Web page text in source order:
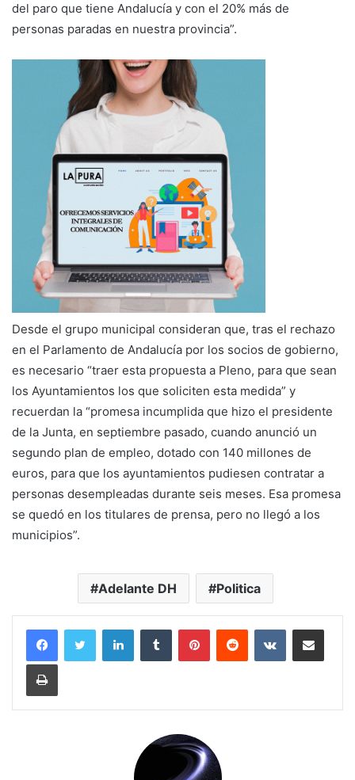
del paro que tiene Andalucía y con el 20% más de
personas paradas en nuestra provincia”.
Desde el grupo municipal consideran que, tras el rechazo
en el Parlamento de Andalucía por los socios de gobierno,
es necesario “traer esta propuesta a Pleno, para que sean
los Ayuntamientos los que soliciten esta medida” y
recuerdan la “promesa incumplida que hizo el presidente
de la Junta, en septiembre pasado, cuando anunció un
segundo plan de empleo, dotado con 140 millones de
euros, para que los ayuntamientos pudiesen contratar a
personas desempleadas durante seis meses. Esa promesa
se quedó en los titulares de prensa, pero no llegó a los
municipios”.
Adelante DH Politica
LinkedInTumblr PinterestReddit VKontakteCompartir por
Imprimir